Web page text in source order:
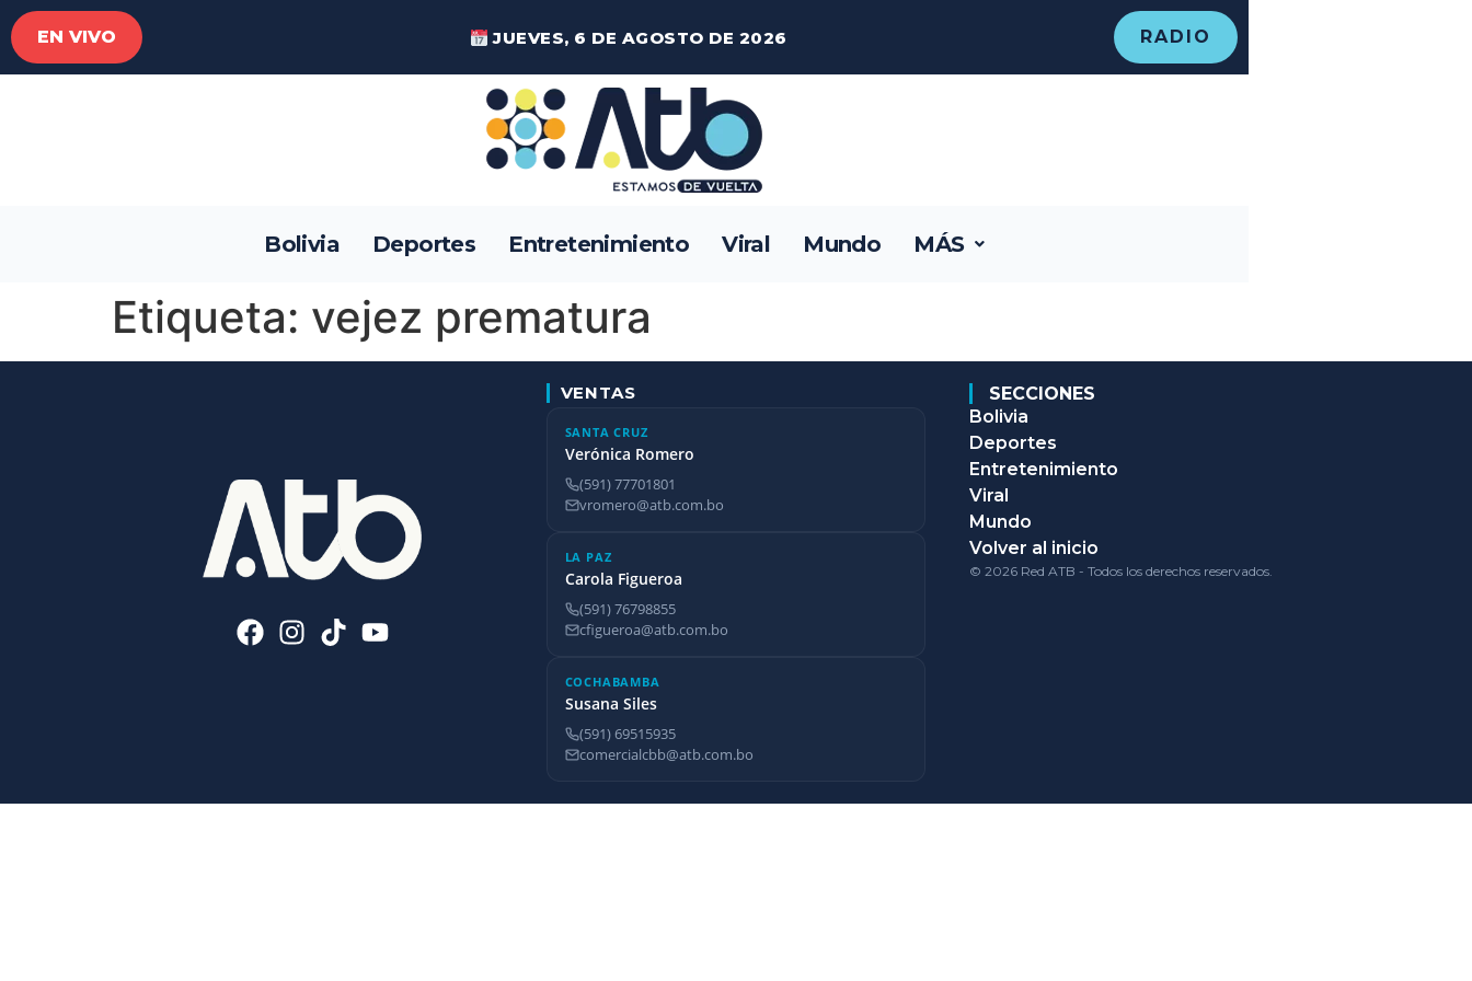
EN VIVO JUEVES, 6 DE AGOSTO DE 2026 RADIO
Bolivia Deportes Entretenimiento Viral Mundo MÁS
Etiqueta: vejez prematura
VENTAS
SANTA CRUZ
Verónica Romero
(591) 77701801
vromero@atb.com.bo
LA PAZ
Carola Figueroa
(591) 76798855
cfigueroa@atb.com.bo
COCHABAMBA
Susana Siles
(591) 69515935
comercialcbb@atb.com.bo
SECCIONES
Bolivia
Deportes
Entretenimiento
Viral
Mundo
Volver al inicio
© 2026 Red ATB - Todos los derechos reservados.